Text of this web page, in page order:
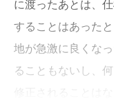
に渡ったあとは、
することはあった
地が急激に良くな
ることもないし、